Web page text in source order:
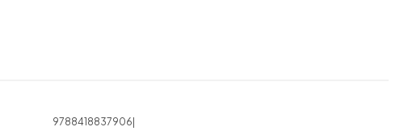
9788418837906